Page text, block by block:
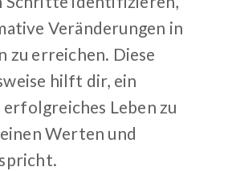
Veränderungen in
zu erreichen. Diese
hilft dir, ein
Leben zu
Werten und